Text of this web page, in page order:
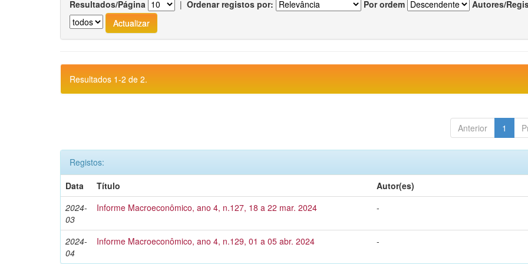
Resultados/Página | Ordenar registos por: Por ordem Autores/
Resultados 1-2 de 2.
Anterior 1
Registos:
Data
Título
Autor(es)
2024-
03
Informe Macroeconômico, ano 4, n.127, 18 a 22 mar. 2024 -
2024-
04
Informe Macroeconômico, ano 4, n.129, 01 a 05 abr. 2024 -